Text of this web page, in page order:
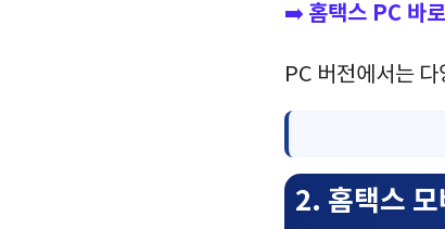
➡️ 홈택스 PC 바
PC 버전에서는
2. 홈택스 모